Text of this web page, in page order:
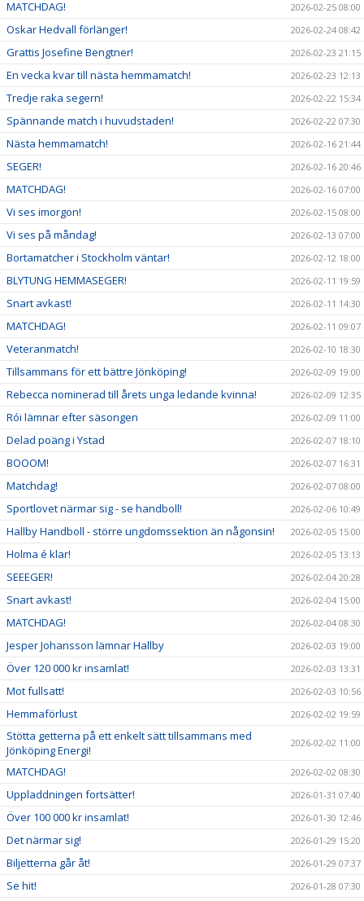
MATCHDAG! 2026-02-25 08:00
Oskar Hedvall förlänger! 2026-02-24 08:42
Grattis Josefine Bengtner! 2026-02-23 21:15
En vecka kvar till nästa hemmamatch! 2026-02-23 12:13
Tredje raka segern! 2026-02-22 15:34
Spännande match i huvudstaden! 2026-02-22 07:30
Nästa hemmamatch! 2026-02-16 21:44
SEGER! 2026-02-16 20:46
MATCHDAG! 2026-02-16 07:00
Vi ses imorgon! 2026-02-15 08:00
Vi ses på måndag! 2026-02-13 07:00
Bortamatcher i Stockholm väntar! 2026-02-12 18:00
BLYTUNG HEMMASEGER! 2026-02-11 19:59
Snart avkast! 2026-02-11 14:30
MATCHDAG! 2026-02-11 09:07
Veteranmatch! 2026-02-10 18:30
Tillsammans för ett bättre Jönköping! 2026-02-09 19:00
Rebecca nominerad till årets unga ledande kvinna! 2026-02-09 12:35
Rói lämnar efter säsongen 2026-02-09 11:00
Delad poäng i Ystad 2026-02-07 18:10
BOOOM! 2026-02-07 16:31
Matchdag! 2026-02-07 08:00
Sportlovet närmar sig - se handboll! 2026-02-06 10:49
Hallby Handboll - större ungdomssektion än någonsin! 2026-02-05 15:00
Holma é klar! 2026-02-05 13:13
SEEEGER! 2026-02-04 20:28
Snart avkast! 2026-02-04 15:00
MATCHDAG! 2026-02-04 08:30
Jesper Johansson lämnar Hallby 2026-02-03 19:00
Över 120 000 kr insamlat! 2026-02-03 13:31
Mot fullsatt! 2026-02-03 10:56
Hemmaförlust 2026-02-02 19:59
Stötta getterna på ett enkelt sätt tillsammans med
Jönköping Energi!
2026-02-02 11:00
MATCHDAG! 2026-02-02 08:30
Uppladdningen fortsätter! 2026-01-31 07:40
Över 100 000 kr insamlat! 2026-01-30 12:46
Det närmar sig! 2026-01-29 15:20
Biljetterna går åt! 2026-01-29 07:37
Se hit!
2026-01-28 07:30